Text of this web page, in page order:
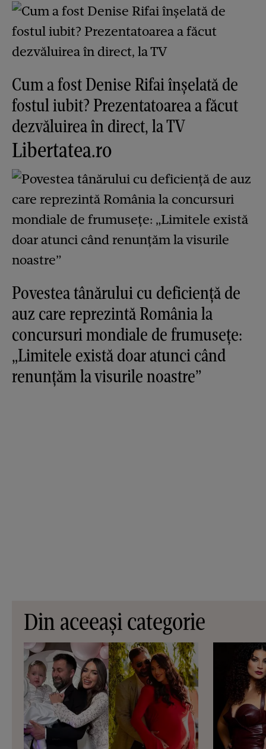
Cum a fost Denise Rifai înșelată de
fostul iubit? Prezentatoarea a făcut
dezvăluirea în direct, la TV
Libertatea.ro
Povestea tânărului cu deficiență de
auz care reprezintă România la
concursuri mondiale de frumusețe:
„Limitele există doar atunci când
renunțăm la visurile noastre”
Din aceeași categorie